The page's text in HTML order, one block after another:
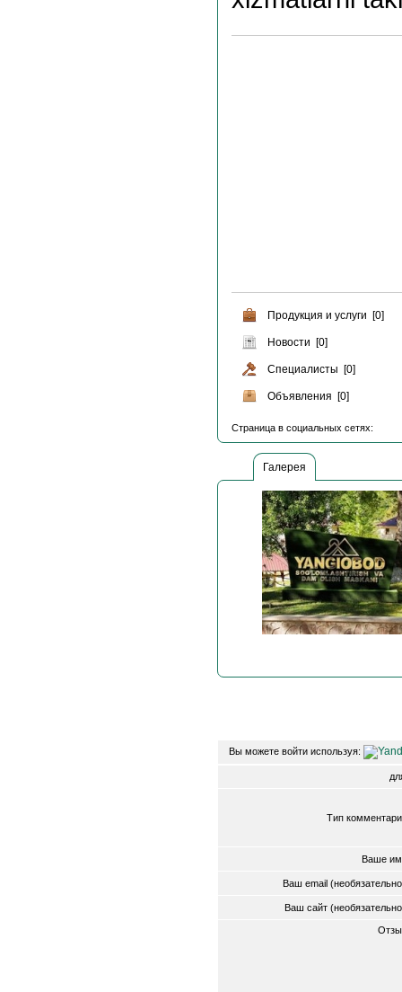
Продукция и услуги [0]
Новости [0]
Специалисты [0]
Объявления [0]
Страница в социальных сетях:
Галерея
Вы можете войти используя:
Тип
Ваше
Ваш email
Ваш сайт